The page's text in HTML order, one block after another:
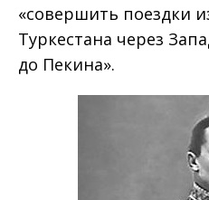
«совершить поездки
Туркестана через
до Пекина».